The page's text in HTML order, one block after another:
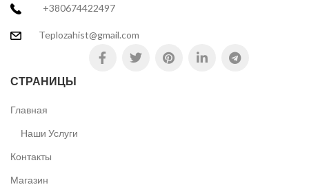
+380674422497
Teplozahist@gmail.com
СТРАНИЦЫ
Главная
Наши Услуги
Контакты
Магазин